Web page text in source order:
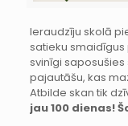
Ieraudzīju skolā
satieku smaidīgus
svinīgi
pajautāšu, kas
Atbilde skan tik
jau 100 dienas!